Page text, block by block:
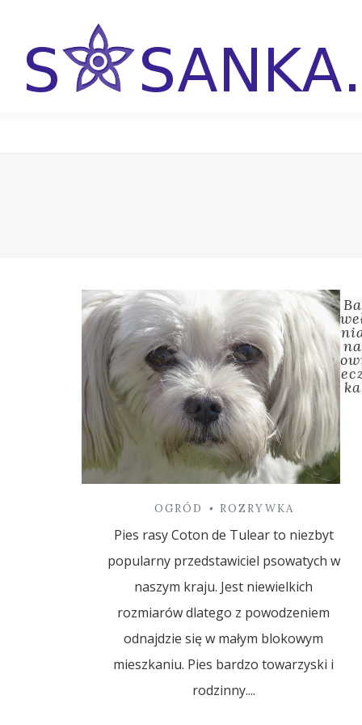
OGRÓD • ROZRYWKA
Ba
na
ka
Pies rasy Coton de Tulear to niezbyt
popularny przedstawiciel psowatych w
naszym kraju. Jest niewielkich
rozmiarów dlatego z powodzeniem
odnajdzie się w małym blokowym
mieszkaniu. Pies bardzo towarzyski i
rodzinny....